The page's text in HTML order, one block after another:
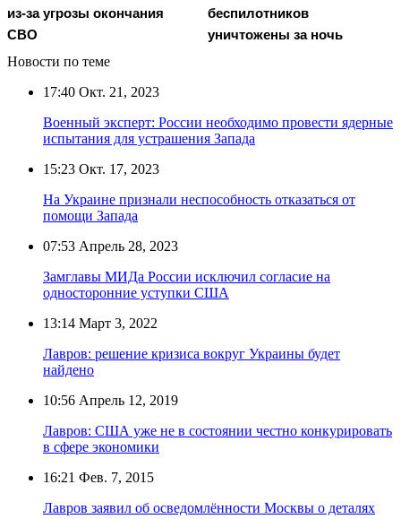
из-за угрозы окончания
СВО
беспилотников
уничтожены за ночь
Новости по теме
17:40 Окт. 21, 2023
Военный эксперт: России необходимо провести ядерные
испытания для устрашения Запада
15:23 Окт. 17, 2023
На Украине признали неспособность отказаться от
помощи Запада
07:53 Апрель 28, 2023
Замглавы МИДа России исключил согласие на
односторонние уступки США
13:14 Март 3, 2022
Лавров: решение кризиса вокруг Украины будет
найдено
10:56 Апрель 12, 2019
Лавров: США уже не в состоянии честно конкурировать
в сфере экономики
16:21 Фев. 7, 2015
Лавров заявил об осведомлённости Москвы о деталях